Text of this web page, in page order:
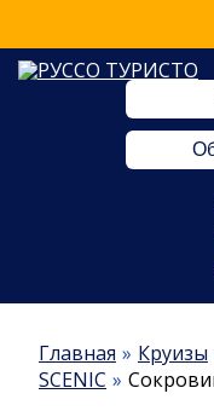
Главная Круизы
SCENIC